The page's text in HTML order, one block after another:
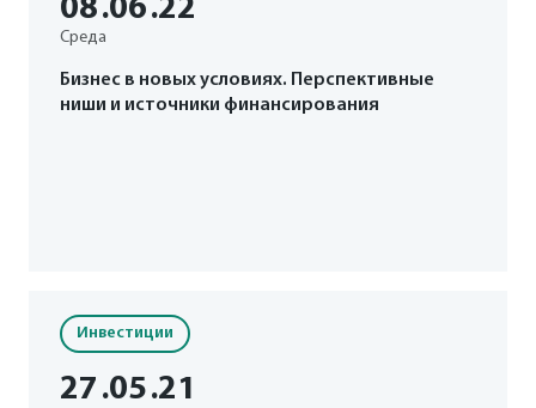
08.06.22
Среда
Бизнес в новых условиях. Перспективные
ниши и источники финансирования
Инвестиции
27 .05.21